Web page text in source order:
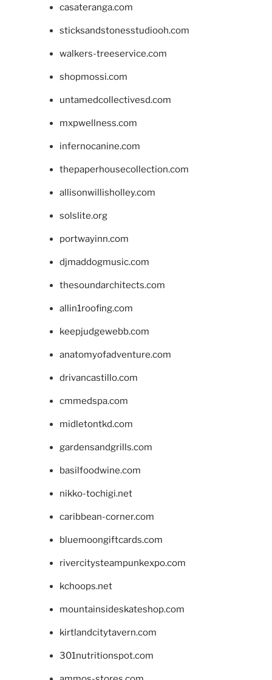
casateranga.com
sticksandstonesstudiooh.com
walkers-treeservice.com
shopmossi.com
untamedcollectivesd.com
mxpwellness.com
infernocanine.com
thepaperhousecollection.com
allisonwillisholley.com
solslite.org
portwayinn.com
djmaddogmusic.com
thesoundarchitects.com
allin1roofing.com
keepjudgewebb.com
anatomyofadventure.com
drivancastillo.com
cmmedspa.com
midletontkd.com
gardensandgrills.com
basilfoodwine.com
nikko-tochigi.net
caribbean-corner.com
bluemoongiftcards.com
rivercitysteampunkexpo.com
kchoops.net
mountainsideskateshop.com
kirtlandcitytavern.com
301nutritionspot.com